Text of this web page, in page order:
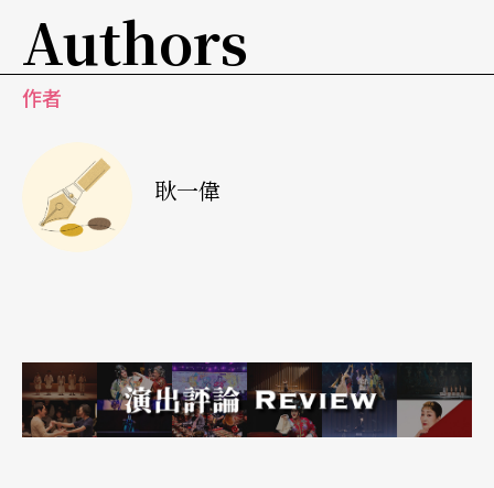
領養來的，而且說英語，勒帕吉本人則是說法語，
所以他的家庭經驗就等於加拿大縮影，也難怪他喜
具有一種朦朧性，會對觀眾造成一種詩意感，因為
你不清楚他到底是在講故事，還是在講自己，或是
根本在說加拿大！（南韓的觀眾看了《在月球的彼
非常重要的次線（魁北克解放陣線綁架副省長，於
是總理宣布戒嚴，也造成魁北克的反彈），這條次
Authors
作者
耿一偉